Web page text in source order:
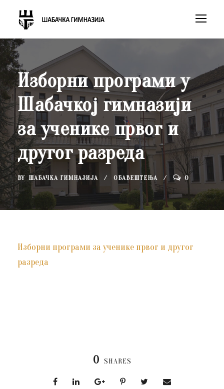
Изборни програми у
Шабачкој гимназији
за ученике првог и
другог разреда
BY ШАБАЧКА ГИМНАЗИЈА ОБАВЕШТЕЊА 0
Изборни програми за ученике првог и другог
разреда
0 SHARES